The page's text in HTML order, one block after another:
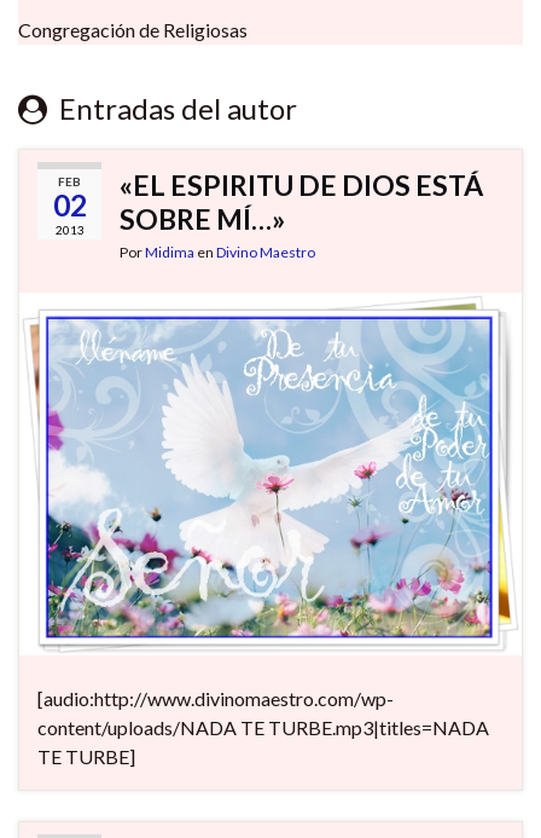
Congregación de Religiosas
Entradas del autor
FEB
02
2013
«EL ESPIRITU DE DIOS ESTÁ
SOBRE MÍ…»
PorMidima en Divino Maestro
[audio:http://www.divinomaestro.com/wp-
content/uploads/NADA TE TURBE.mp3|titles=NADA
TE TURBE]